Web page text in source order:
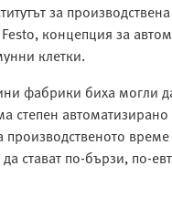
за
концепция за
клетки.
фабрики биха могли
степен
производственото
да стават по-бързи, по-